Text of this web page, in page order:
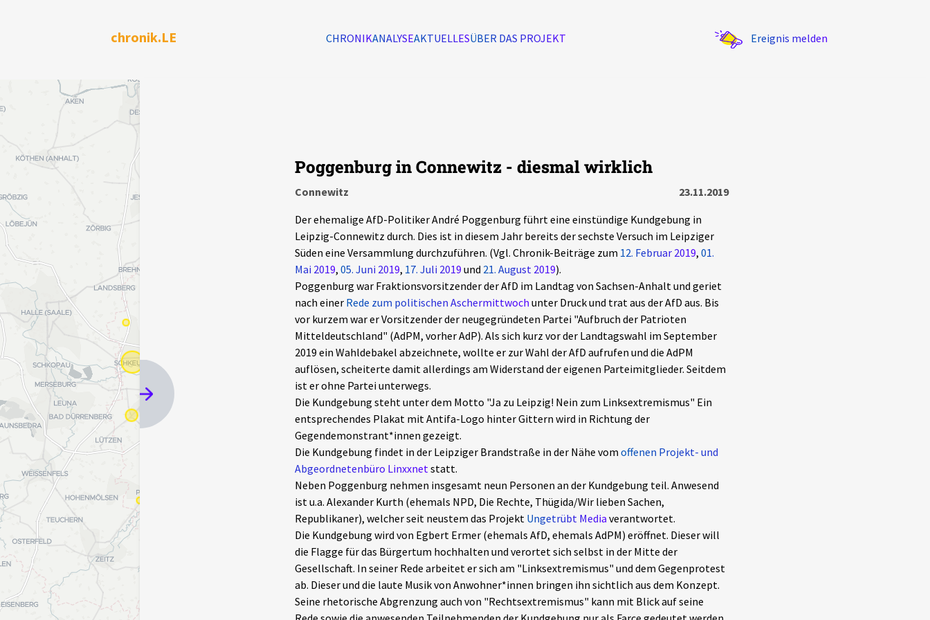
chronik.LE CHRONIKANALYSEAKTUELLESÜBER DAS PROJEKT Ereignis melden
Poggenburg in Connewitz - diesmal wirklich
Connewitz
23.11.2019
Der ehemalige AfD-Politiker André Poggenburg führt eine einstündige Kundgebung in
Leipzig-Connewitz durch. Dies ist in diesem Jahr bereits der sechste Versuch im Leipziger
Süden eine Versammlung durchzuführen. (Vgl. Chronik-Beiträge zum 12. Februar 2019, 01.
Mai 2019, 05. Juni 2019, 17. Juli 2019 und 21. August 2019).
Poggenburg war Fraktionsvorsitzender der AfD im Landtag von Sachsen-Anhalt und geriet
nach einer Rede zum politischen Aschermittwoch unter Druck und trat aus der AfD aus. Bis
vor kurzem war er Vorsitzender der neugegründeten Partei "Aufbruch der Patrioten
Mitteldeutschland" (AdPM, vorher AdP). Als sich kurz vor der Landtagswahl im September
2019 ein Wahldebakel abzeichnete, wollte er zur Wahl der AfD aufrufen und die AdPM
auflösen, scheiterte damit allerdings am Widerstand der eigenen Parteimitglieder. Seitdem
ist er ohne Partei unterwegs.
Die Kundgebung steht unter dem Motto "Ja zu Leipzig! Nein zum Linksextremismus" Ein
entsprechendes Plakat mit Antifa-Logo hinter Gittern wird in Richtung der
Gegendemonstrant*innen gezeigt.
Die Kundgebung findet in der Leipziger Brandstraße in der Nähe vom offenen Projekt- und
Abgeordnetenbüro Linxxnetstatt.
Neben Poggenburg nehmen insgesamt neun Personen an der Kundgebung teil. Anwesend
ist u.a. Alexander Kurth (ehemals NPD, Die Rechte, Thügida/Wir lieben Sachen,
Republikaner), welcher seit neustem das Projekt Ungetrübt Media verantwortet.
Die Kundgebung wird von Egbert Ermer (ehemals AfD, ehemals AdPM) eröffnet. Dieser will
die Flagge für das Bürgertum hochhalten und verortet sich selbst in der Mitte der
Gesellschaft. In seiner Rede arbeitet er sich am "Linksextremismus" und dem Gegenprotest
ab. Dieser und die laute Musik von Anwohner*innen bringen ihn sichtlich aus dem Konzept.
Seine rhetorische Abgrenzung auch von "Rechtsextremismus" kann mit Blick auf seine
Ereignisse Statistik